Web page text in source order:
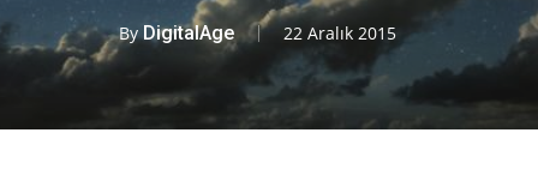
By DigitalAge 22 Aralık 2015